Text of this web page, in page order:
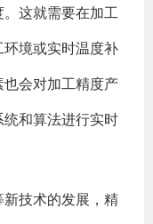
这就需要在加工
境或实时温度补
会对加工精度产
和算法进行实时
技术的发展，精